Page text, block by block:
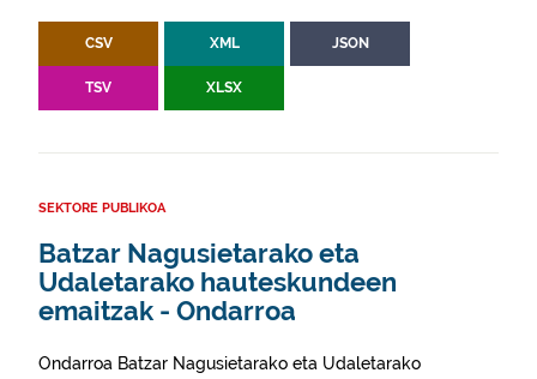
CSV XML JSON
TSV XLSX
SEKTORE PUBLIKOA
Batzar Nagusietarako eta
Udaletarako hauteskundeen
emaitzak - Ondarroa
Ondarroa Batzar Nagusietarako eta Udaletarako